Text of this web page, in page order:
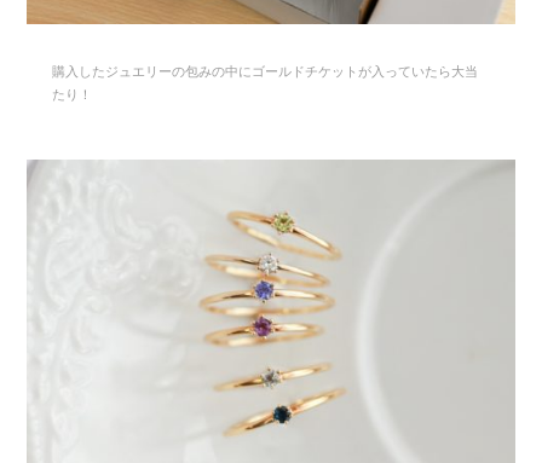
購入したジュエリーの包みの中にゴールドチケットが入っていたら大当
たり！